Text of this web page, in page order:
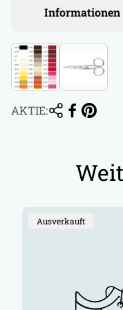
Informationen
AKTIE:
Produktbezeichnung:
Ausverkauft